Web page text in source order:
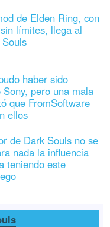
de Elden Ring, con
límites, llega al
haber sido
pero una mala
que FromSoftware
ellos
de Dark Souls no se
nada la influencia
teniendo este